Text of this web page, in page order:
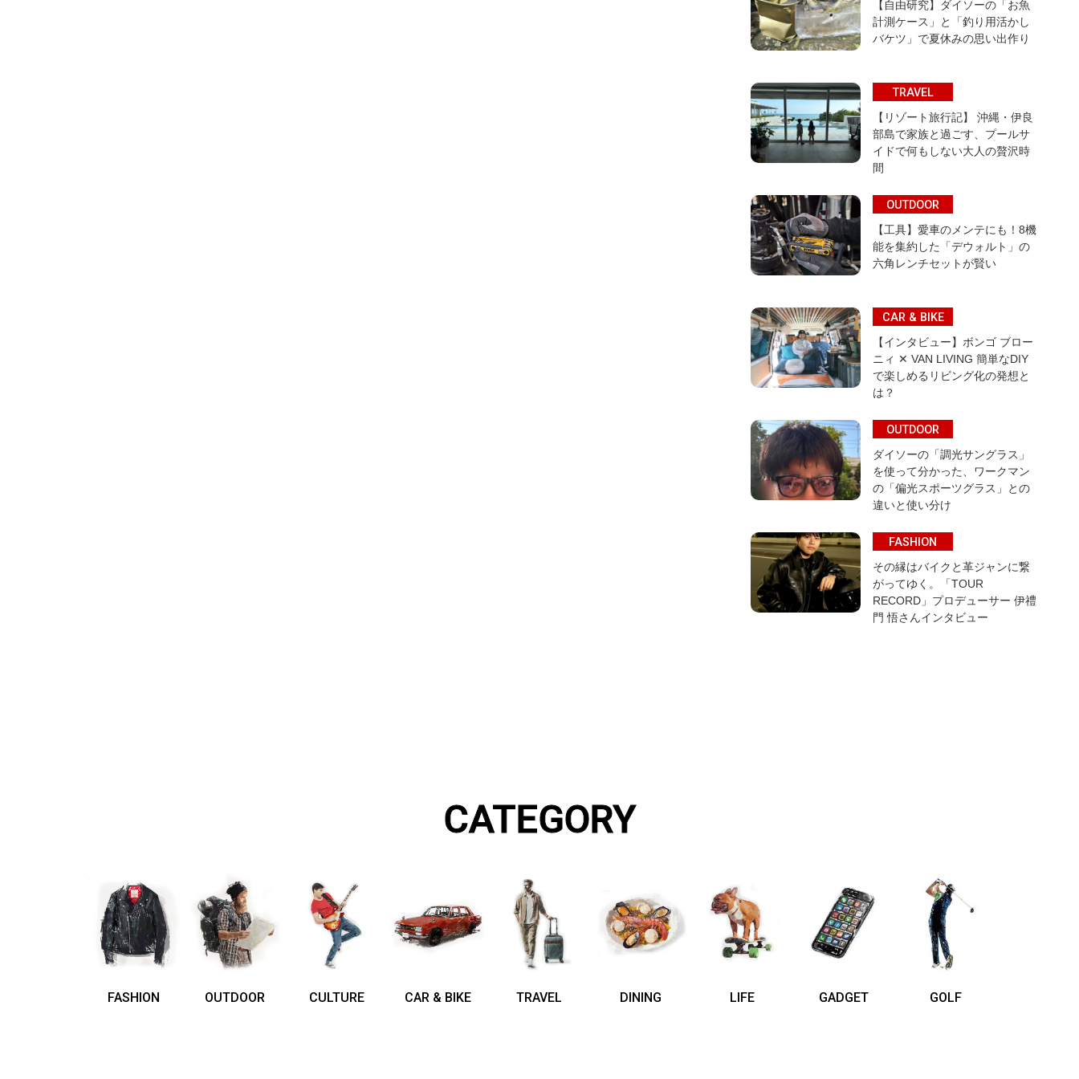
【自由研究】ダイソーの「お魚
計測ケース」と「釣り用活かし
バケツ」で夏休みの思い出作り
TRAVEL
【リゾート旅行記】 沖縄・伊良
部島で家族と過ごす、プールサ
イドで何もしない大人の贅沢時
間
OUTDOOR
【工具】愛車のメンテにも！8機
能を集約した「デウォルト」の
六角レンチセットが賢い
CAR & BIKE
【インタビュー】ボンゴ ブロー
ニィ ✕ VAN LIVING 簡単なDIY
で楽しめるリビング化の発想と
は？
OUTDOOR
ダイソーの「調光サングラス」
を使って分かった、ワークマン
の「偏光スポーツグラス」との
違いと使い分け
FASHION
その縁はバイクと革ジャンに繋
がってゆく。「TOUR
RECORD」プロデューサー 伊禮
門 悟さんインタビュー
CATEGORY
FASHION OUTDOOR CULTURE CAR & BIKE TRAVEL DINING LIFE GADGET GOLF